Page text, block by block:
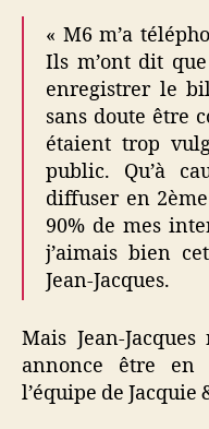
« M6 m’a
Ils m’ont dit
enregistrer le
sans doute être
étaient trop
public. Qu’à
diffuser en
90% de mes
j’aimais bien
Jean-Jacques.
Mais Jean-
annonce être en
l’équipe de Jacquie